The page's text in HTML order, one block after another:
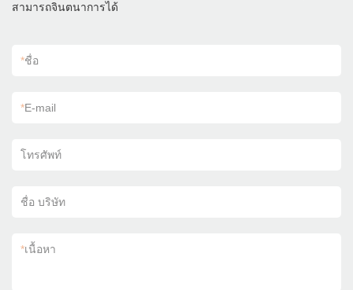
สามารถจินตนาการได้
*ชื่อ
*E-mail
โทรศัพท์
ชื่อ บริษัท
*เนื้อหา